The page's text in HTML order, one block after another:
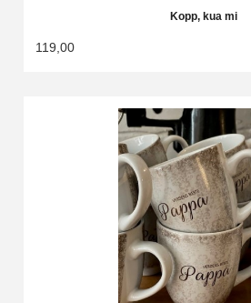
Kopp, kua mi
119,00